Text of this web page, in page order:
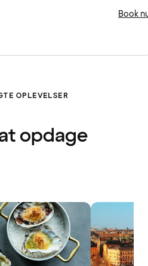
Book
OPLEVELSER
opdage